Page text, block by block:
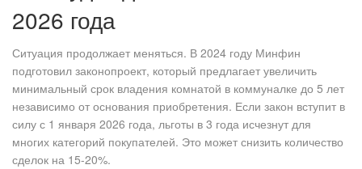
2026 года
Ситуация продолжает меняться. В 2024 году Минфин
подготовил законопроект, который предлагает увеличить
минимальный срок владения комнатой в коммуналке до 5 лет
независимо от основания приобретения. Если закон вступит в
силу с 1 января 2026 года, льготы в 3 года исчезнут для
многих категорий покупателей. Это может снизить количество
сделок на 15-20%.